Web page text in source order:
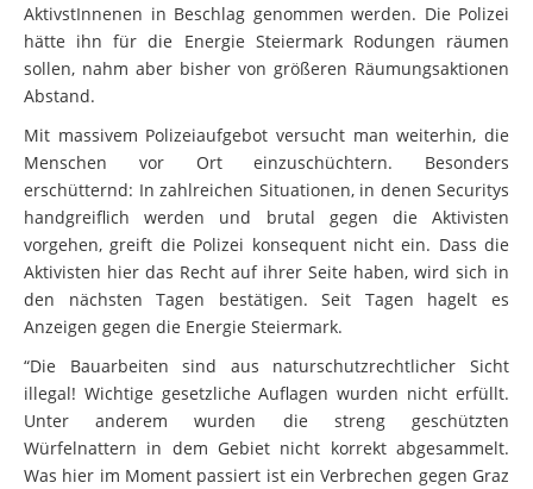
AktivstInnenen in Beschlag genommen werden. Die Polizei
hätte ihn für die Energie Steiermark Rodungen räumen
sollen, nahm aber bisher von größeren Räumungsaktionen
Abstand.
Mit massivem Polizeiaufgebot versucht man weiterhin, die
Menschen vor Ort einzuschüchtern. Besonders
erschütternd: In zahlreichen Situationen, in denen Securitys
handgreiflich werden und brutal gegen die Aktivisten
vorgehen, greift die Polizei konsequent nicht ein. Dass die
Aktivisten hier das Recht auf ihrer Seite haben, wird sich in
den nächsten Tagen bestätigen. Seit Tagen hagelt es
Anzeigen gegen die Energie Steiermark.
“Die Bauarbeiten sind aus naturschutzrechtlicher Sicht
illegal! Wichtige gesetzliche Auflagen wurden nicht erfüllt.
Unter anderem wurden die streng geschützten
Würfelnattern in dem Gebiet nicht korrekt abgesammelt.
Was hier im Moment passiert ist ein Verbrechen gegen Graz